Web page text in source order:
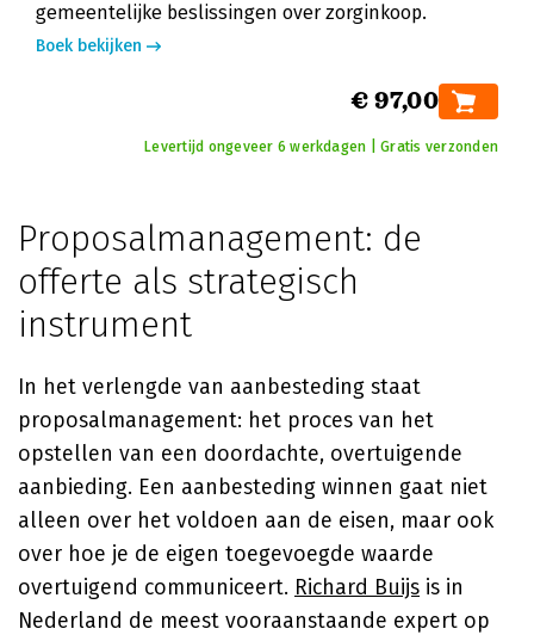
gemeentelijke beslissingen over zorginkoop.
Boek bekijken
€ 97,00
Levertijd ongeveer 6 werkdagen | Gratis verzonden
Proposalmanagement: de
offerte als strategisch
instrument
In het verlengde van aanbesteding staat
proposalmanagement: het proces van het
opstellen van een doordachte, overtuigende
aanbieding. Een aanbesteding winnen gaat niet
alleen over het voldoen aan de eisen, maar ook
over hoe je de eigen toegevoegde waarde
overtuigend communiceert. Richard Buijs is in
Nederland de meest vooraanstaande expert op